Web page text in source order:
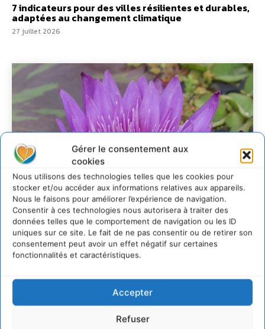
Gérer le consentement aux
cookies
Nous utilisons des technologies telles que les cookies pour
stocker et/ou accéder aux informations relatives aux appareils.
Nous le faisons pour améliorer l’expérience de navigation.
Consentir à ces technologies nous autorisera à traiter des
données telles que le comportement de navigation ou les ID
uniques sur ce site. Le fait de ne pas consentir ou de retirer son
consentement peut avoir un effet négatif sur certaines
fonctionnalités et caractéristiques.
Accepter
Refuser
7 indicateurs pour des villes résilientes et durables,
adaptées au changement climatique
27 juillet 2026
Transformer les
territoires par le
dialogue et la
coopération avec un